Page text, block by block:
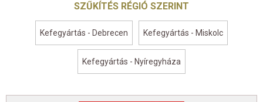
SZŰKÍTÉS RÉGIÓ SZERINT
Kefegyártás - Debrecen Kefegyártás - Miskolc
Kefegyártás - Nyíregyháza